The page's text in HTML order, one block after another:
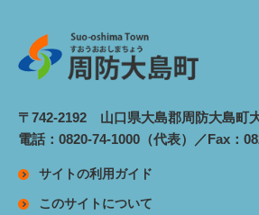
〒742-2192 山口県大島郡周防大島町
電話：0820-74-1000（代表）／Fax：
サイトの利用ガイド
このサイトについて